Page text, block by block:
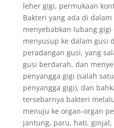
leher gigi, permukaan
Bakteri yang ada di
menyebabkan lubang
menyusup ke dalam gusi
peradangan gusi, yang
gusi berdarah, dan
penyangga gigi (salah
penyangga gigi), dan
tersebarnya bakteri
menuju ke organ-organ
jantung, paru, hati,